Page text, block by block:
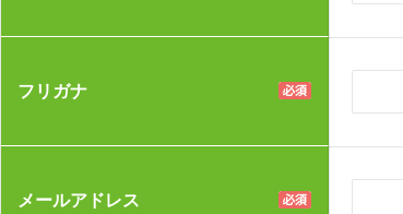
フリガナ
メールアドレス